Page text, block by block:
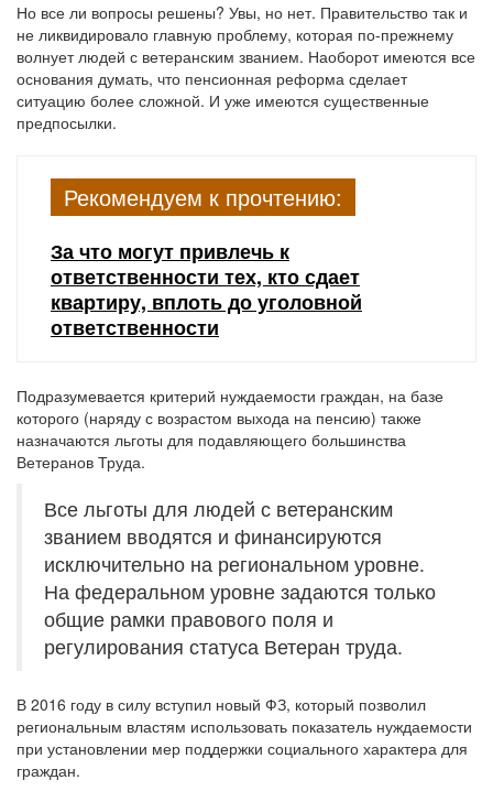
Но все ли вопросы решены? Увы, но нет. Правительство так и
не ликвидировало главную проблему, которая по-прежнему
волнует людей с ветеранским званием. Наоборот имеются все
основания думать, что пенсионная реформа сделает
ситуацию более сложной. И уже имеются существенные
предпосылки.
Рекомендуем к прочтению:
За что могут привлечь к
ответственности тех, кто сдает
квартиру, вплоть до уголовной
ответственности
Подразумевается критерий нуждаемости граждан, на базе
которого (наряду с возрастом выхода на пенсию) также
назначаются льготы для подавляющего большинства
Ветеранов Труда.
Все льготы для людей с ветеранским
званием вводятся и финансируются
исключительно на региональном уровне.
На федеральном уровне задаются только
общие рамки правового поля и
регулирования статуса Ветеран труда.
В 2016 году в силу вступил новый ФЗ, который позволил
региональным властям использовать показатель нуждаемости
при установлении мер поддержки социального характера для
граждан.